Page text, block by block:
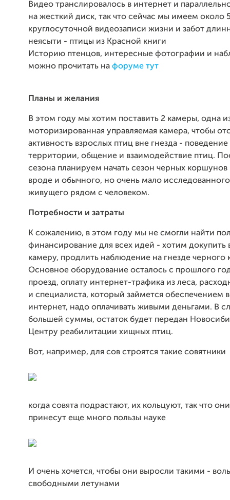
Видео транслировалось в интернет и
на жесткий диск, так что сейчас мы имеем около
круглосуточной видеозаписи жизни и забот
неясыти - птицы из Красной книги
Историю птенцов, интересные фотографии и
можно прочитать на форуме тут
Планы и желания
В этом году мы хотим поставить 2 камеры, одна
моторизированная управляемая камера, чтобы
активность взрослых птиц вне гнезда -
территории, общение и взаимодействие птиц.
сезона планируем начать сезон черных коршунов
вроде и обычного, но очень мало
живущего рядом с человеком.
Потребности и затраты
К сожалению, в этом году мы не смогли найти
финансирование для всех идей - хотим докупить
камеру, продлить наблюдение на гнезде черного
Основное оборудование осталось с прошлого
проезд, оплату интернет-трафика из леса,
и специалиста, который займется обеспечением
интернет, надо оплачивать живыми деньгами. В
большей суммы, остаток будет передан
Центру реабилитации хищных птиц.
Вот, например, для сов строятся такие совятники
когда совята подрастают, их кольцуют, так что
принесут еще много пользы науке
И очень хочется, чтобы они выросли такими -
свободными летунами